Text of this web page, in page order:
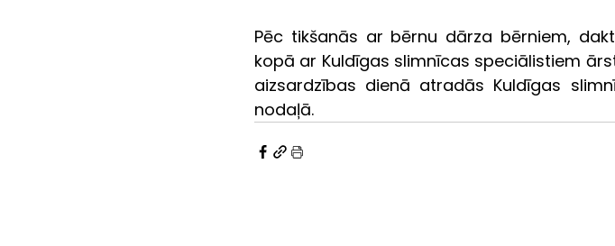
Pēc tikšanās ar bērnu dārza bērniem,
kopā ar Kuldīgas slimnīcas speciālistiem
aizsardzības dienā atradās Kuldīgas
nodaļā.